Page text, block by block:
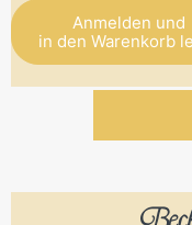
Anmelden und
in den Warenkorb